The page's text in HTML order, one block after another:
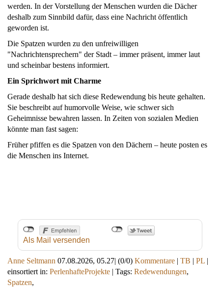
werden. In der Vorstellung der Menschen wurden die Dächer
deshalb zum Sinnbild dafür, dass eine Nachricht öffentlich
geworden ist.
Die Spatzen wurden zu den unfreiwilligen
"Nachrichtensprechern" der Stadt – immer präsent, immer laut
und scheinbar bestens informiert.
Ein Sprichwort mit Charme
Gerade deshalb hat sich diese Redewendung bis heute gehalten.
Sie beschreibt auf humorvolle Weise, wie schwer sich
Geheimnisse bewahren lassen. In Zeiten von sozialen Medien
könnte man fast sagen:
Früher pfiffen es die Spatzen von den Dächern – heute posten es
die Menschen ins Internet.
Als Mail versenden
Anne Seltmann 07.08.2026, 05.27| (0/0) Kommentare | TB | PL |
einsortiert in: PerlenhafteProjekte | Tags: Redewendungen,
Spatzen,